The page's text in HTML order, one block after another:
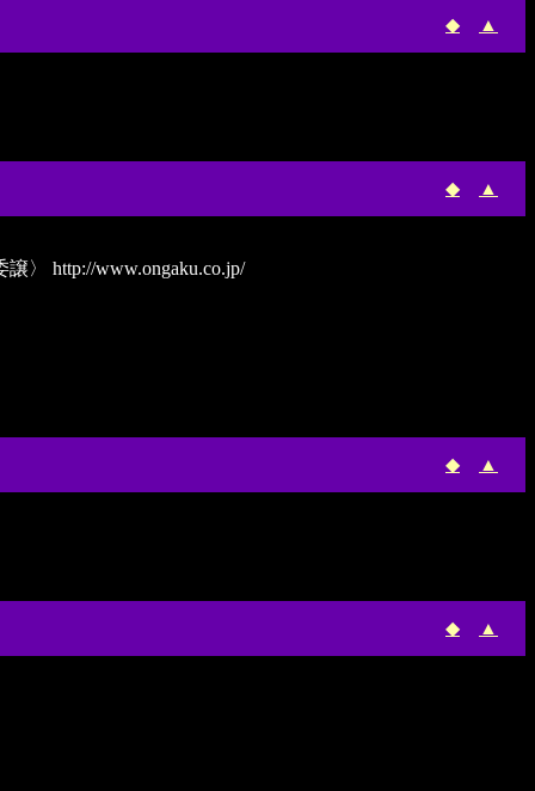
◆ ▲
◆ ▲
〉 http://www.ongaku.co.jp/
◆ ▲
◆ ▲